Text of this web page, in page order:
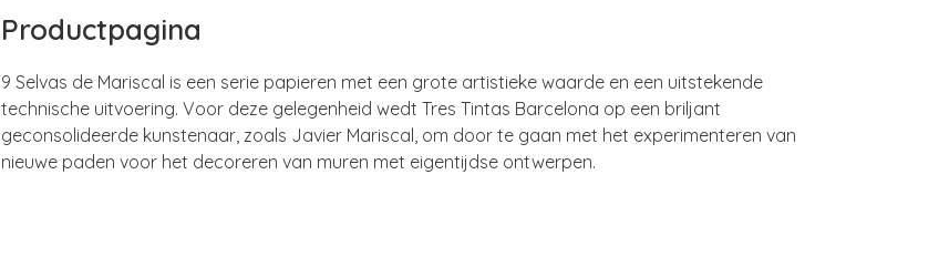
Productpagina
9 Selvas de Mariscal is een serie papieren met een grote artistieke waarde en een uitstekende
technische uitvoering. Voor deze gelegenheid wedt Tres Tintas Barcelona op een briljant
geconsolideerde kunstenaar, zoals Javier Mariscal, om door te gaan met het experimenteren van
nieuwe paden voor het decoreren van muren met eigentijdse ontwerpen.